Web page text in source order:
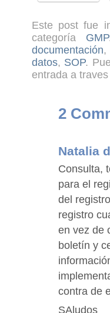
Este post fue
categoría GMP
documentación,
datos, SOP.
entrada a
2
Natalia
Consulta,
para el
del
registro
en vez de
boletín y
contra de
SAludos